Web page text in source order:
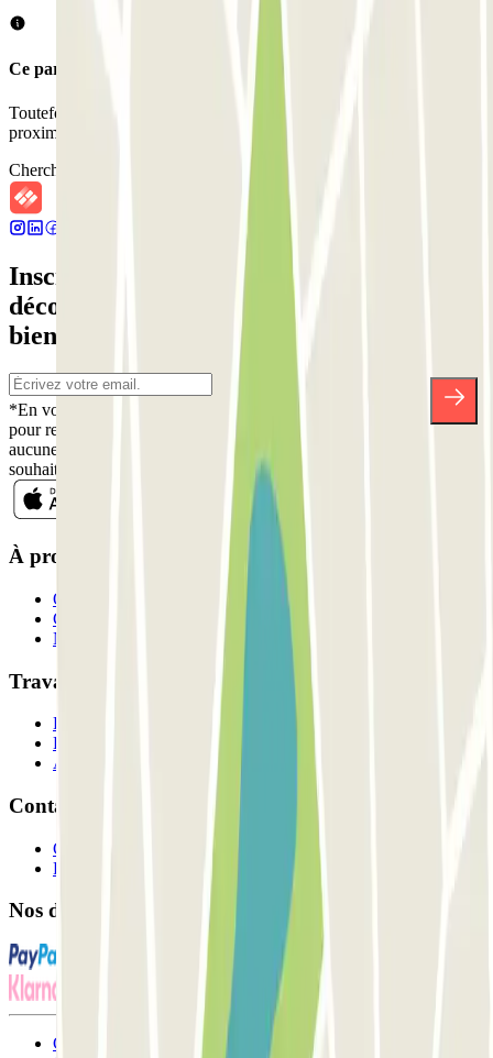
Ce parking ne permet pas de réserver avec Parclick.
Toutefois, vous pouvez réserver une place dans les parkings à
proximité que nous vous proposons.
Chercher des parkings à proximité
Inscrivez-vous à notre newsletter et
découvrez des réductions, des concours et
bien d'autres surprises.
*En vous inscrivant, vous acceptez notre politique de confidentialité
pour recevoir des communications commerciales de Parclick. Sans
aucune obligation, vous pouvez vous désinscrire quand vous le
souhaitez dans la même newsletter.
À propos de Parclick
Qui sommes-nous ?
Comment ça marche?
Nos parkings
Travaillons ensemble?
Professionnels
Fournisseur de parking
Affiliés
Contact
Contactez-nous
FAQ
Nos différents modes de paiement:
Conditions générales d'utilisation et contrat